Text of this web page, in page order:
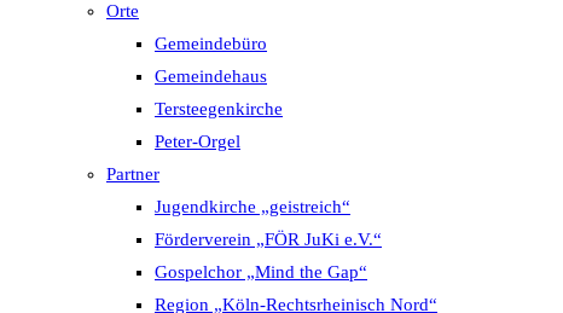
Orte
Gemeindebüro
Gemeindehaus
Tersteegenkirche
Peter-Orgel
Partner
Jugendkirche „geistreich“
Förderverein „FÖR JuKi e.V.“
Gospelchor „Mind the Gap“
Region „Köln-Rechtsrheinisch Nord“